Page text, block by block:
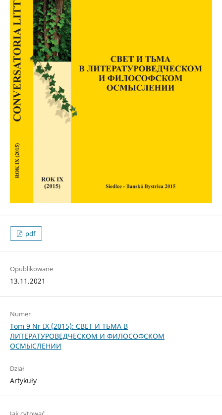
pdf
Opublikowane
13.11.2021
Numer
Tom 9 Nr IX (2015): СВЕТ И ТЬМА В
ЛИТЕРАТУРОВЕДЧЕСКОМ И ФИЛОСОФСКОМ
ОСМЫСЛЕНИИ
Dział
Artykuły